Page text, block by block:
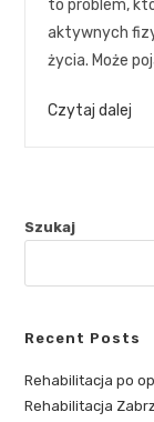
to problem,
aktywnych
życia. Może
Czytaj dalej
Szukaj
Recent Posts
Rehabilitacja po
Rehabilitacja